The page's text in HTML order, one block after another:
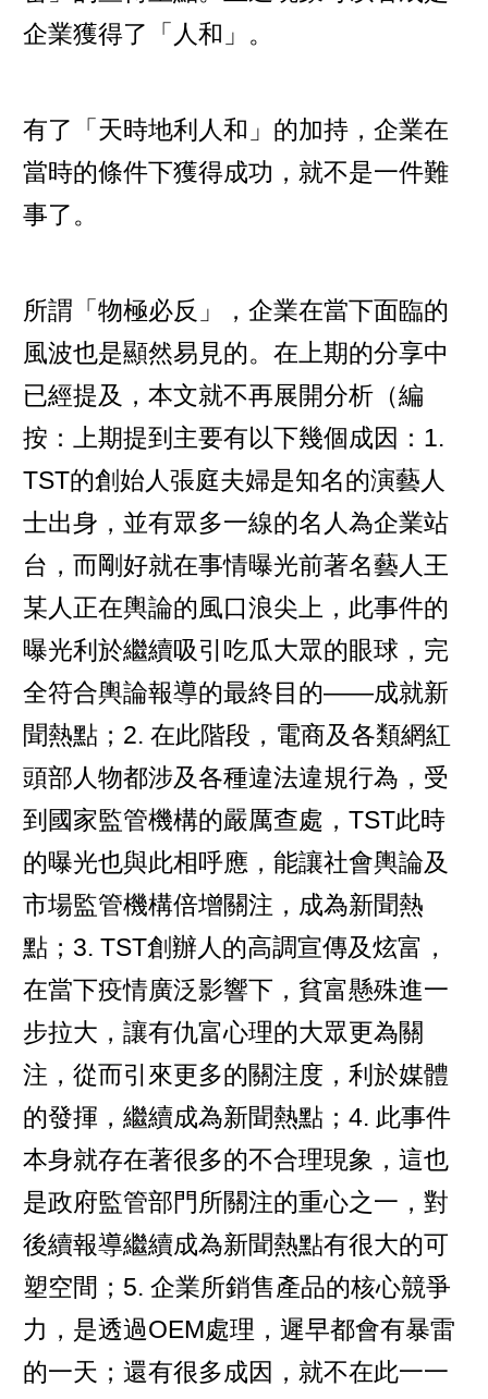
企業獲得了「人和」。
有了「天時地利人和」的加持，企業在
當時的條件下獲得成功，就不是一件難
事了。
所謂「物極必反」，企業在當下面臨的
風波也是顯然易見的。在上期的分享中
已經提及，本文就不再展開分析（編
按：上期提到主要有以下幾個成因：1.
TST的創始人張庭夫婦是知名的演藝人
士出身，並有眾多一線的名人為企業站
台，而剛好就在事情曝光前著名藝人王
某人正在輿論的風口浪尖上，此事件的
曝光利於繼續吸引吃瓜大眾的眼球，完
全符合輿論報導的最終目的——成就新
聞熱點；2. 在此階段，電商及各類網紅
頭部人物都涉及各種違法違規行為，受
到國家監管機構的嚴厲查處，TST此時
的曝光也與此相呼應，能讓社會輿論及
市場監管機構倍增關注，成為新聞熱
點；3. TST創辦人的高調宣傳及炫富，
在當下疫情廣泛影響下，貧富懸殊進一
步拉大，讓有仇富心理的大眾更為關
注，從而引來更多的關注度，利於媒體
的發揮，繼續成為新聞熱點；4. 此事件
本身就存在著很多的不合理現象，這也
是政府監管部門所關注的重心之一，對
後續報導繼續成為新聞熱點有很大的可
塑空間；5. 企業所銷售產品的核心競爭
力，是透過OEM處理，遲早都會有暴雷
的一天；還有很多成因，就不在此一一